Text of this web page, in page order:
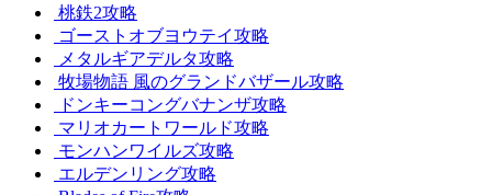
桃鉄2攻略
ゴーストオブヨウテイ攻略
メタルギアデルタ攻略
牧場物語 風のグランドバザール攻略
ドンキーコングバナンザ攻略
マリオカートワールド攻略
モンハンワイルズ攻略
エルデンリング攻略